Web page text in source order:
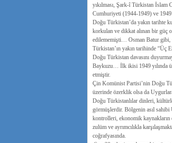
yıkılması, Şark-î Türkistan
Cumhuriyeti (1944-1949) ve
Doğu Türkistan’da yakın tarihte
korkulan ve dikkat alınan bir güç
edilememişti… Osman Batur gibi,
Türkistan’ın yakın tarihinde “Üç
Doğu Türkistan davasını
Baykuzu… İlk ikisi 1949 yılında
etmiştir.
Çin Komünist Partisi’nin Doğu
üzerinde özerklik olsa da
Doğu Türkistanlılar dinleri,
görmüşlerdir. Bölgenin asıl
kontrolleri, ekonomik kaynakların
zulüm ve ayrımcılıkla
coğrafyasında.